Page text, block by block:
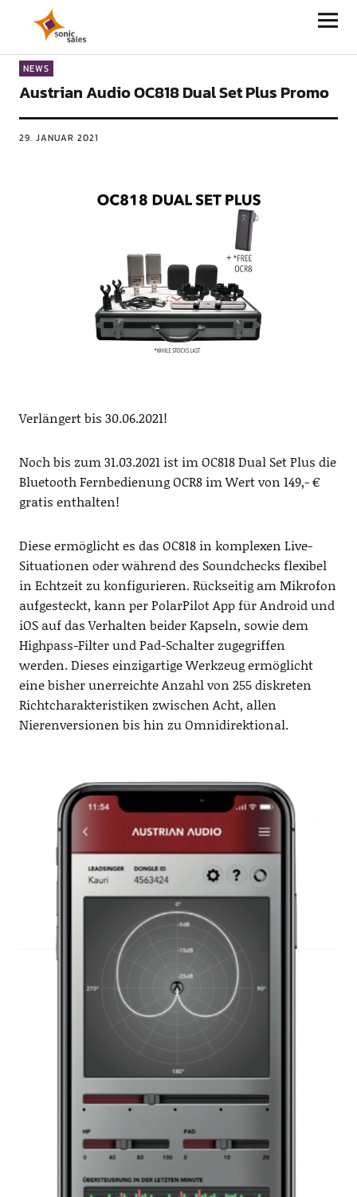
Sonic Sales
NEWS
Austrian Audio OC818 Dual Set Plus Promo
29. JANUAR 2021
Verlängert bis 30.06.2021!
Noch bis zum 31.03.2021 ist im OC818 Dual Set Plus die
Bluetooth Fernbedienung OCR8 im Wert von 149,- €
gratis enthalten!
Diese ermöglicht es das OC818 in komplexen Live-
Situationen oder während des Soundchecks flexibel
in Echtzeit zu konfigurieren. Rückseitig am Mikrofon
aufgesteckt, kann per PolarPilot App für Android und
iOS auf das Verhalten beider Kapseln, sowie dem
Highpass-Filter und Pad-Schalter zugegriffen
werden. Dieses einzigartige Werkzeug ermöglicht
eine bisher unerreichte Anzahl von 255 diskreten
Richtcharakteristiken zwischen Acht, allen
Nierenversionen bis hin zu Omnidirektional.